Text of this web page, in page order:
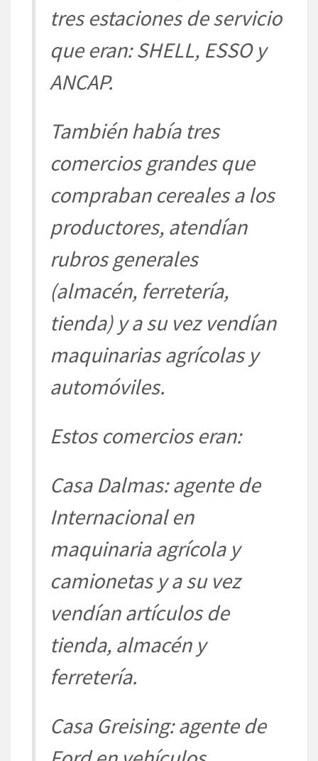
tres estaciones de servicio
que eran: SHELL, ESSO y
ANCAP.
También había tres
comercios grandes que
compraban cereales a los
productores, atendían
rubros generales
(almacén, ferretería,
tienda) y a su vez vendían
maquinarias agrícolas y
automóviles.
Estos comercios eran:
Casa Dalmas: agente de
Internacional en
maquinaria agrícola y
camionetas y a su vez
vendían artículos de
tienda, almacén y
ferretería.
Casa Greising: agente de